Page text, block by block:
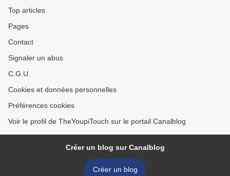
Top articles
Pages
Contact
Signaler un abus
C.G.U.
Cookies et données personnelles
Préférences cookies
Voir le profil de TheYoupiTouch sur le portail Canalblog
Créer un blog sur Canalblog
Créer un blog